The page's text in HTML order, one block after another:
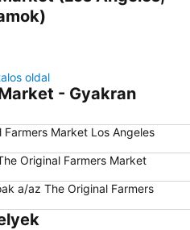
oldal
- Gyakran
Market Los Angeles
Original Farmers Market
a/az The Original Farmers